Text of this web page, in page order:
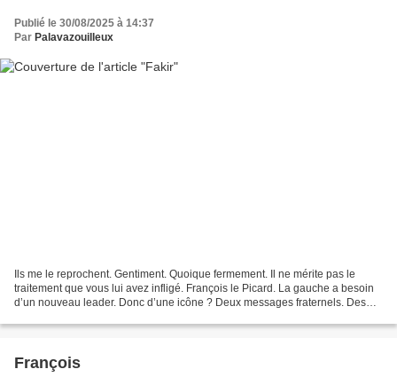
Publié le 30/08/2025 à 14:37
Par Palavazouilleux
Ils me le reprochent. Gentiment. Quoique fermement. Il ne mérite pas le
traitement que vous lui avez infligé. François le Picard. La gauche a besoin
d’un nouveau leader. Donc d’une icône ? Deux messages fraternels. Des
François